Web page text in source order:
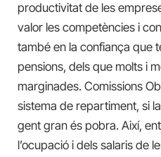
productivitat de les
valor les competències i
també en la confiança que
pensions, dels que molts i
marginades. Comissions
sistema de repartiment, si
gent gran és pobra. Així,
l’ocupació i dels salaris de